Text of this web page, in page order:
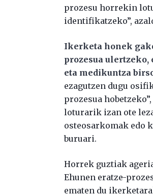
prozesu horrekin
identifikatzeko”,
Ikerketa honek
prozesua
eta medikuntza
ezagutzen dugu
prozesua
loturarik izan ote
osteosarkomak edo
buruari.
Horrek guztiak
Ehunen eratze-
ematen du